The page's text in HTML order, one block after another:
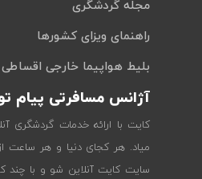
مجله گردشگری
راهنمای ویزای کشورها
بلیط هواپیما خارجی اقساطی
آژانس مسافرتی پیام
کایت با ارائه خدمات گردشگری
میاد. هر کجای دنیا و هر ساعت
سایت کایت آنلاین شو و با چند